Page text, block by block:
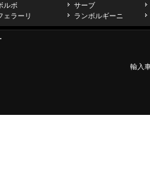
ルボ
サーブ
ェラーリ ランボルギーニ
輸入